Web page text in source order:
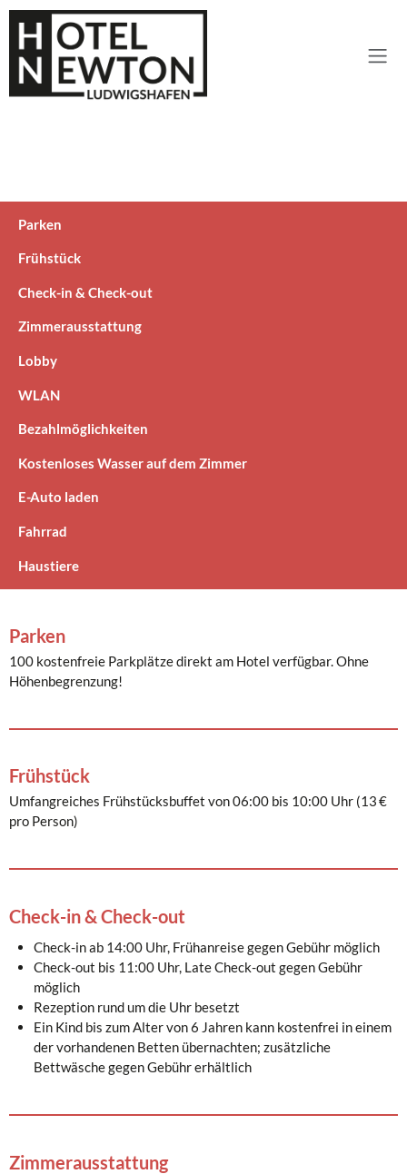
Parken
Frühstück
Check-in & Check-out
Zimmerausstattung
Lobby
WLAN
Bezahlmöglichkeiten
Kostenloses Wasser auf dem Zimmer
E-Auto laden
Fahrrad
Haustiere
Parken
100 kostenfreie Parkplätze direkt am Hotel verfügbar. Ohne
Höhenbegrenzung!
Frühstück
Umfangreiches Frühstücksbuffet von 06:00 bis 10:00 Uhr (13 €
pro Person)
Check-in & Check-out
Check-in ab 14:00 Uhr, Frühanreise gegen Gebühr möglich
Check-out bis 11:00 Uhr, Late Check-out gegen Gebühr
möglich
Rezeption rund um die Uhr besetzt
Ein Kind bis zum Alter von 6 Jahren kann kostenfrei in einem
der vorhandenen Betten übernachten; zusätzliche
Bettwäsche gegen Gebühr erhältlich
Zimmerausstattung